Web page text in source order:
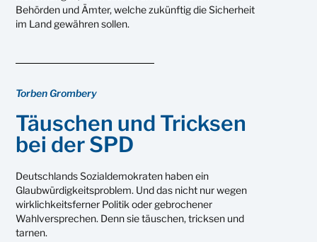
Behörden und Ämter, welche zukünftig die Sicherheit
im Land gewähren sollen.
Torben Grombery
Täuschen und Tricksen
bei der SPD
Deutschlands Sozialdemokraten haben ein
Glaubwürdigkeitsproblem. Und das nicht nur wegen
wirklichkeitsferner Politik oder gebrochener
Wahlversprechen. Denn sie täuschen, tricksen und
tarnen.